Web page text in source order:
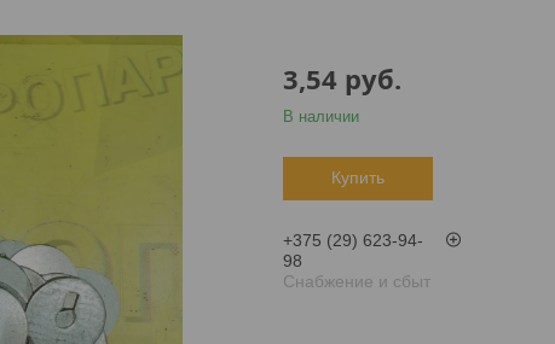
3,54 руб.
В наличии
Купить
+375 (29) 623-94-
98
Снабжение и сбыт